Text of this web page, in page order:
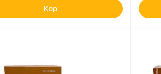
Köp